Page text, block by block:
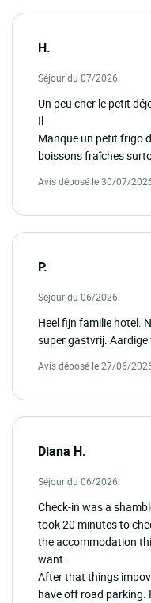
H.
Séjour du 07/2026
Un peu cher le petit
Il
Manque un petit frigo
boissons fraîches
Avis déposé le 30/07/
P.
Séjour du 06/2026
Heel fijn familie hotel.
super gastvrij.
Avis déposé le 27/06/
Diana H.
Séjour du 06/2026
Check-in was a
took 20 minutes to
the accommodation
want.
After that things
have off road parking.